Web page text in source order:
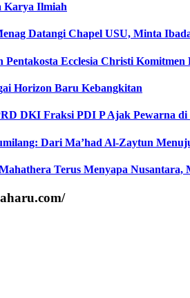
Karya Ilmiah
Datangi Chapel USU, Minta
Pentakosta Ecclesia Christi
Horizon Baru Kebangkitan
DKI Fraksi PDI P Ajak Pewarna di
Dari Ma’had Al-Zaytun
Terus Menyapa